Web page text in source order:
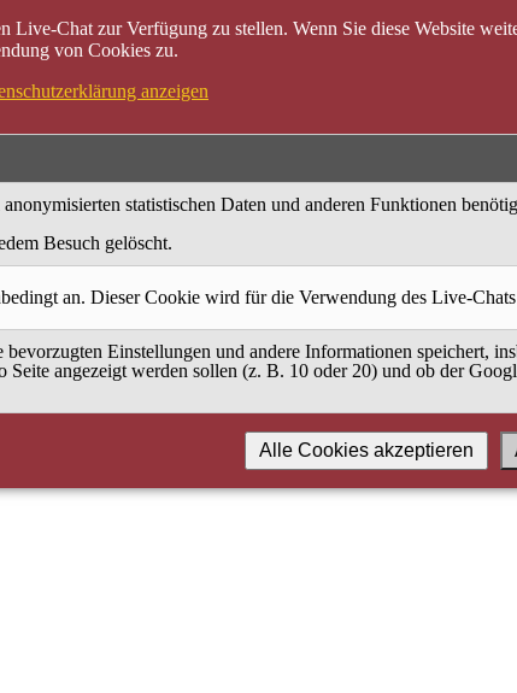
Chat zur Verfügung zu stellen. Wenn Sie diese Website
von Cookies zu.
anzeigen
statistischen Daten und anderen Funktionen
Besuch gelöscht.
an. Dieser Cookie wird für die Verwendung des Live-
Einstellungen und andere Informationen speichert,
angezeigt werden sollen (z. B. 10 oder 20) und ob der
Alle Cookies akzeptieren